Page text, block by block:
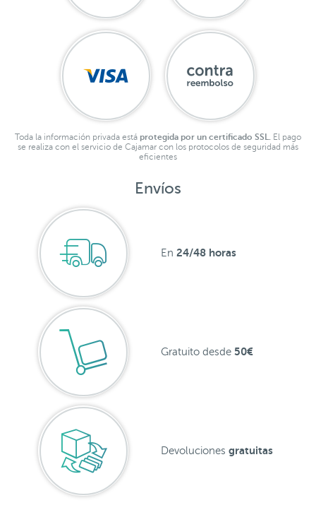
Toda la información privada está protegida por un certificado SSL.
El pago
se realiza con el servicio de Cajamar con los protocolos de seguridad más
eficientes
Envíos
En 24/48 horas
Gratuito desde 50€
Devoluciones gratuitas